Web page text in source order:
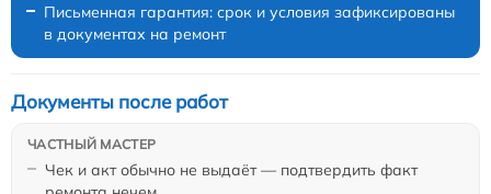
Письменная гарантия: срок и условия зафиксированы
в документах на ремонт
Чек и акт обычно не выдаёт — подтвердить факт
Документы после работ